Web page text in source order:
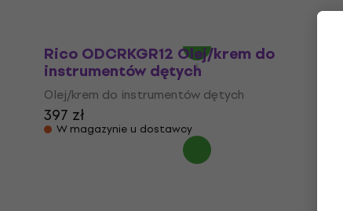
Rico ODCRKGR12 Olej/krem do
instrumentów dętych
Olej/krem do instrumentów dętych
397 zł
W magazynie u dostawcy